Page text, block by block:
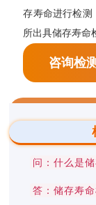
存寿命进行检测
所出具储存寿命
咨询检
问：什么是
答：储存寿